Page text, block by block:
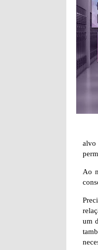
alvo
Ao
um